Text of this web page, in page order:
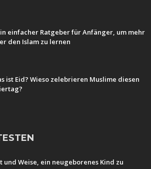
einfacher Ratgeber für Anfänger, um mehr
den Islam zu lernen
ist Eid? Wieso zelebrieren Muslime diesen
und Weise, ein neugeborenes Kind zu